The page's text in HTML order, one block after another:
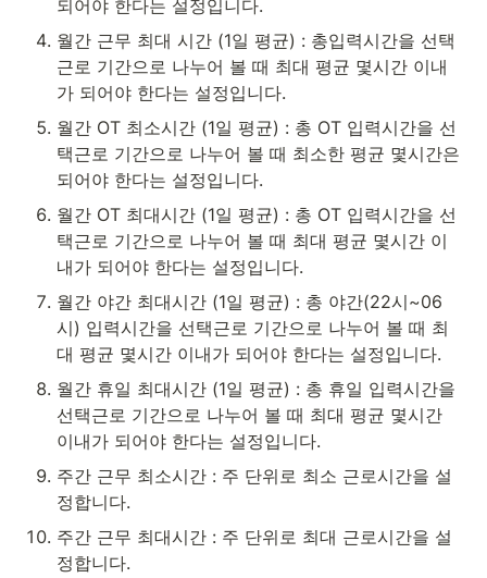
되어야 한다는 설정입니다.
월간 근무 최대 시간 (1일 평균) : 총입력시간을 선택
근로 기간으로 나누어 볼 때 최대 평균 몇시간 이내
가 되어야 한다는 설정입니다.
월간 OT 최소시간 (1일 평균) : 총 OT 입력시간을 선
택근로 기간으로 나누어 볼 때 최소한 평균 몇시간은
되어야 한다는 설정입니다.
월간 OT 최대시간 (1일 평균) : 총 OT 입력시간을 선
택근로 기간으로 나누어 볼 때 최대 평균 몇시간 이
내가 되어야 한다는 설정입니다.
월간 야간 최대시간 (1일 평균) : 총 야간(22시~06
시) 입력시간을 선택근로 기간으로 나누어 볼 때 최
대 평균 몇시간 이내가 되어야 한다는 설정입니다.
월간 휴일 최대시간 (1일 평균) : 총 휴일 입력시간을
선택근로 기간으로 나누어 볼 때 최대 평균 몇시간
이내가 되어야 한다는 설정입니다.
주간 근무 최소시간 : 주 단위로 최소 근로시간을 설
정합니다.
주간 근무 최대시간 : 주 단위로 최대 근로시간을 설
정합니다.